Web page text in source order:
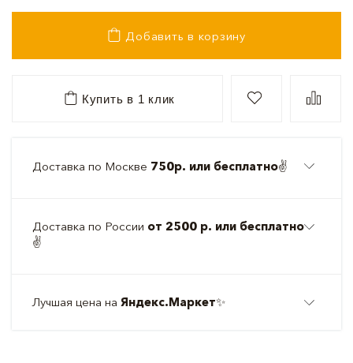
Добавить в корзину
Купить в 1 клик
Доставка по Москве 750р. или бесплатно✌️
Доставка по России от 2500 р. или бесплатно
✌️
Лучшая цена на Яндекс.Маркет✨